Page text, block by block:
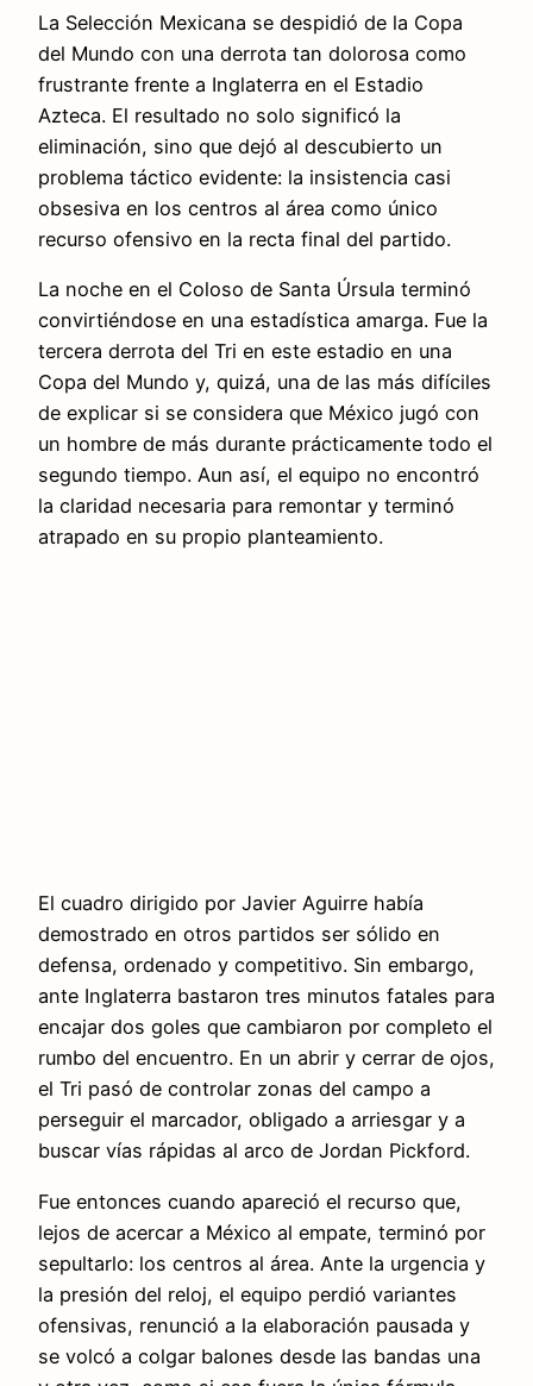
La Selección Mexicana se despidió de la Copa
del Mundo con una derrota tan dolorosa como
frustrante frente a Inglaterra en el Estadio
Azteca. El resultado no solo significó la
eliminación, sino que dejó al descubierto un
problema táctico evidente: la insistencia casi
obsesiva en los centros al área como único
recurso ofensivo en la recta final del partido.
La noche en el Coloso de Santa Úrsula terminó
convirtiéndose en una estadística amarga. Fue la
tercera derrota del Tri en este estadio en una
Copa del Mundo y, quizá, una de las más difíciles
de explicar si se considera que México jugó con
un hombre de más durante prácticamente todo el
segundo tiempo. Aun así, el equipo no encontró
la claridad necesaria para remontar y terminó
atrapado en su propio planteamiento.
El cuadro dirigido por Javier Aguirre había
demostrado en otros partidos ser sólido en
defensa, ordenado y competitivo. Sin embargo,
ante Inglaterra bastaron tres minutos fatales para
encajar dos goles que cambiaron por completo el
rumbo del encuentro. En un abrir y cerrar de ojos,
el Tri pasó de controlar zonas del campo a
perseguir el marcador, obligado a arriesgar y a
buscar vías rápidas al arco de Jordan Pickford.
Fue entonces cuando apareció el recurso que,
lejos de acercar a México al empate, terminó por
sepultarlo: los centros al área. Ante la urgencia y
la presión del reloj, el equipo perdió variantes
ofensivas, renunció a la elaboración pausada y
se volcó a colgar balones desde las bandas una